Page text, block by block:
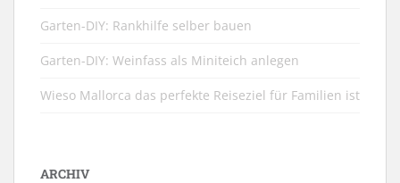
Garten-DIY: Rankhilfe selber bauen
Garten-DIY: Weinfass als Miniteich anlegen
Wieso Mallorca das perfekte Reiseziel für Familien ist
ARCHIV